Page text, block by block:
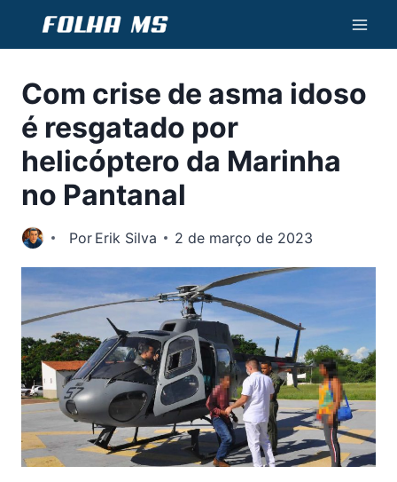
Conteúdo
Com crise de asma idoso
é resgatado por
helicóptero da Marinha
no Pantanal
Por Erik Silva 2 de março de 2023